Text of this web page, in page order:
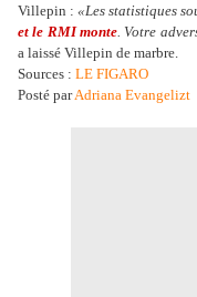
Villepin :«Les statistiques
et le RMI monte. Votre
a laissé Villepin de marbre.
Sources : LE FIGARO
Posté parAdriana Evangelizt